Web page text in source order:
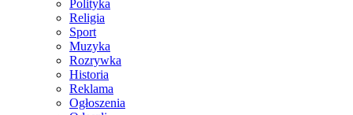
Polityka
Religia
Sport
Muzyka
Rozrywka
Historia
Reklama
Ogłoszenia